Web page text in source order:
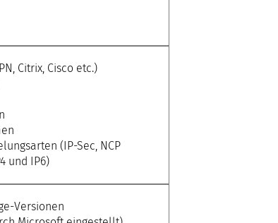
Citrix, Cisco etc.)
(IP-Sec, NCP
und IP6)
Versionen